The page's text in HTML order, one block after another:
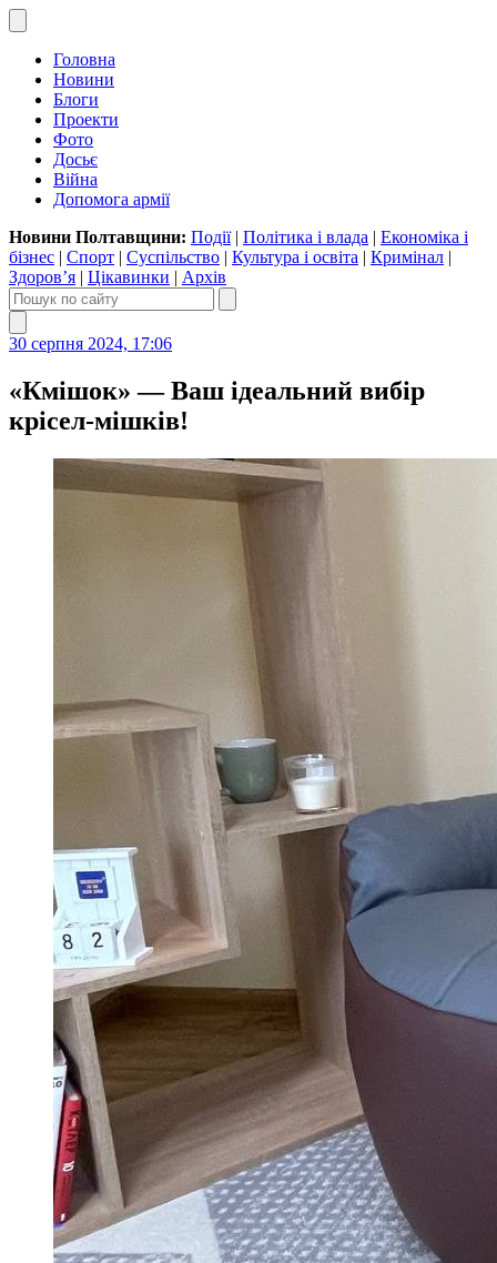
Головна
Новини
Блоги
Проекти
Фото
Досьє
Війна
Допомога армії
Новини Полтавщини: Події| Політика і влада | Економіка і
бізнес | Спорт | Суспільство | Культура і освіта | Кримінал |
Здоров’я | Цікавинки | Архів
30 серпня 2024, 17:06
«Кмішок» — Ваш ідеальний вибір
крісел-мішків!